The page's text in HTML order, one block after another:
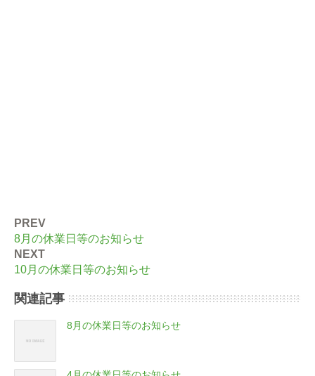
PREV
8月の休業日等のお知らせ
NEXT
10月の休業日等のお知らせ
関連記事
8月の休業日等のお知らせ